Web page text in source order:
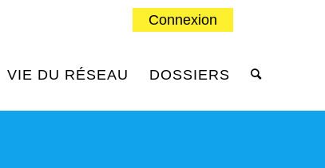
Connexion
VIE DU RÉSEAU DOSSIERS